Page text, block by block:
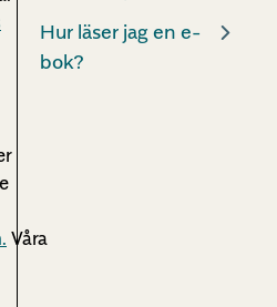
Våra
Hur läser jag en e-
bok?